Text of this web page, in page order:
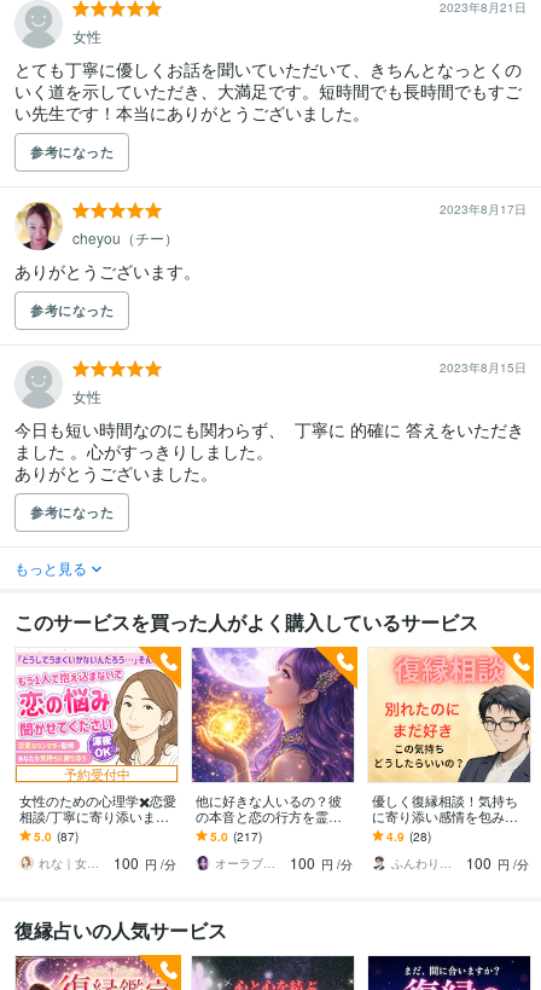
2023年8月21日
女性
とても丁寧に優しくお話を聞いていただいて、きちんとなっとくの
いく道を示していただき、大満足です。短時間でも長時間でもすご
い先生です！本当にありがとうございました。
参考になった
2023年8月17日
cheyou（チー）
ありがとうございます。
参考になった
2023年8月15日
女性
今日も短い時間なのにも関わらず、  丁寧に 的確に 答えをいただき
ました 。心がすっきりしました。
ありがとうございました。
参考になった
もっと見る
このサービスを買った人がよく購入しているサービス
予約受付中
女性のための心理学✖️恋愛
相談/丁寧に寄り添います
恋愛のお悩みに21年の心
理カウンセラー経験で安
心丁寧サポート
5.0 (87)
れな｜女性のための恋愛専門カウンセラー
100 円 /分
他に好きな人いるの？彼
の本音と恋の行方を霊視
します 音信不通・距離を
置かれた理由✴彼の本音✴
復縁の可能性を鑑定
5.0 (217)
オーラブルーム鑑定✳︎凜々花
100 円 /分
優しく復縁相談！気持ち
に寄り添い感情を包み込
みます 相手と【再び笑顔
を交わせるように】一緒
に頑張りましょう
4.9 (28)
ふんわりこころサポート☘️みちまさ
100 円 /分
復縁占いの人気サービス